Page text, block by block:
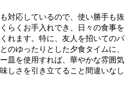
対応しているので、使い勝手も抜
らくお手入れでき、日々の食事を
れます。特に、友人を招いてのパ
のゆったりとした夕食タイムに、
皿を使用すれば、華やかな雰囲気
しさを引き立てること間違いなし